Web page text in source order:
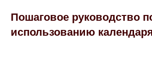
Пошаговое руководство
использованию